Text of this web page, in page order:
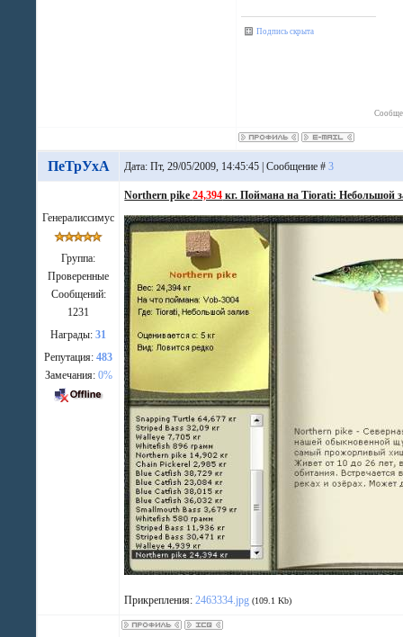
Подпись скрыта
ПеТрУхА Дата: Пт, 29/05/2009, 14:45:45 | Сообщение #3
Генералиссимус
Группа:
Проверенные
Сообщений:
1231
Награды:31
Репутация:483
Замечания: 0%
Northern pike24,394 кг. Поймана на Tiorati: Небольшой
Прикрепления:2463334.jpg (109.1 Kb)